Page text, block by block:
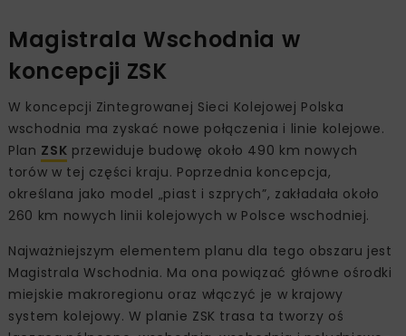
Magistrala Wschodnia w
koncepcji ZSK
W koncepcji Zintegrowanej Sieci Kolejowej Polska
wschodnia ma zyskać nowe połączenia i linie kolejowe.
Plan ZSK przewiduje budowę około 490 km nowych
torów w tej części kraju. Poprzednia koncepcja,
określana jako model „piast i szprych”, zakładała około
260 km nowych linii kolejowych w Polsce wschodniej.
Najważniejszym elementem planu dla tego obszaru jest
Magistrala Wschodnia. Ma ona powiązać główne ośrodki
miejskie makroregionu oraz włączyć je w krajowy
system kolejowy. W planie ZSK trasa ta tworzy oś